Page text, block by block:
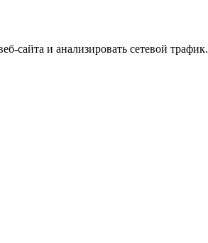
сайта и анализировать сетевой трафик.